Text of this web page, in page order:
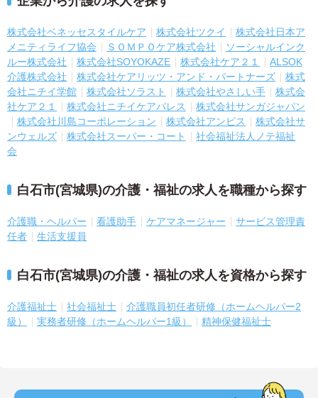
株式会社ベネッセスタイルケア 株式会社ツクイ
株式会社日本ア
メニティライフ協会
ＳＯＭＰＯケア株式会社
ソーシャルインク
ルー株式会社
株式会社SOYOKAZE 株式会社ケア２１
ALSOK
介護株式会社
株式会社ケアリッツ・アンド・パートナーズ
株式
会社ニチイ学館
株式会社ソラスト 株式会社やさしい手
株式会
社ケア２１
株式会社ニチイケアパレス
株式会社サンガジャパン
株式会社川島コーポレーション
株式会社アンビス
株式会社サ
ンウェルズ
株式会社スーパー・コート
社会福祉法人ノテ福祉
会
白石市(宮城県)の介護・福祉の求人を職種から探す
介護職・ヘルパー 看護助手 ケアマネージャー
サービス管理責
任者
生活支援員
白石市(宮城県)の介護・福祉の求人を資格から探す
介護福祉士 社会福祉士
介護職員初任者研修（ホームヘルパー2
級）
実務者研修（ホームヘルパー1級） 精神保健福祉士